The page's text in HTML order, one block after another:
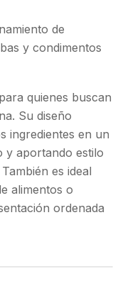
de
y condimentos
quienes buscan
Su diseño
ingredientes en un
y aportando estilo
es ideal
alimentos o
ordenada